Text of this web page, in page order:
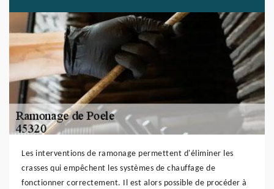
Les interventions de ramonage permettent d'éliminer les
crasses qui empêchent les systèmes de chauffage de
fonctionner correctement. Il est alors possible de procéder à